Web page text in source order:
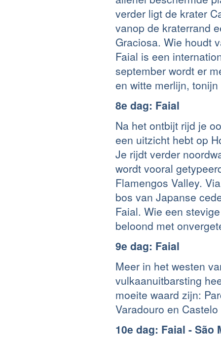
verder ligt de krater
vanop de kraterrand
Graciosa. Wie houdt
Faial is een
september wordt er
en witte merlijn,
8e dag: Faial
Na het ontbijt rijd je
een uitzicht hebt op
Je rijdt verder
wordt vooral
Flamengos Valley.
bos van Japanse
Faial. Wie een
beloond met
9e dag: Faial
Meer in het westen
vulkaanuitbarsting
moeite waard zijn:
Varadouro en
10e dag: Faial - São